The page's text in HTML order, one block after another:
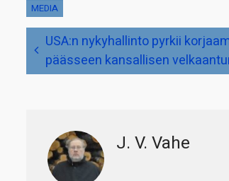
MEDIA
Artikkelien
selausUSA:n nykyhallinto pyrkii
päässeen kansallisen
J. V. Vahe